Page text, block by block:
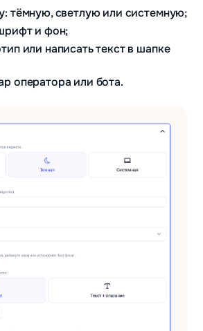
тёмную, светлую или системную;
и фон;
или написать текст в шапке
оператора или бота.